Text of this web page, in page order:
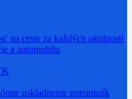
na ceste za každých okolností
a automobilu
uskladnenie pneumatík